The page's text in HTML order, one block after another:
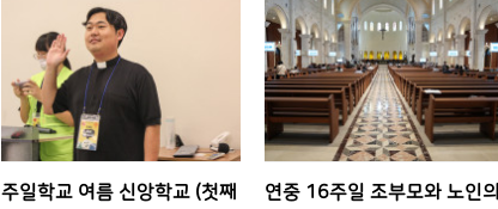
주일학교 여름 신앙학교 (첫째
연중 16주일 조부모와 노인의